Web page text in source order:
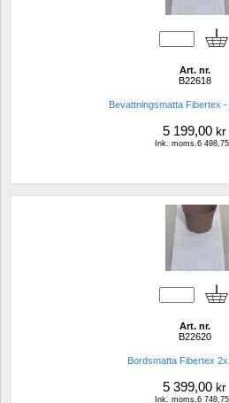
Art. nr.
B22618
Bevattningsmatta Fibertex
5 199,00 kr
Ink. moms.6
Art. nr.
B22620
Bordsmatta Fibertex
5 399,00 kr
Ink. moms.6